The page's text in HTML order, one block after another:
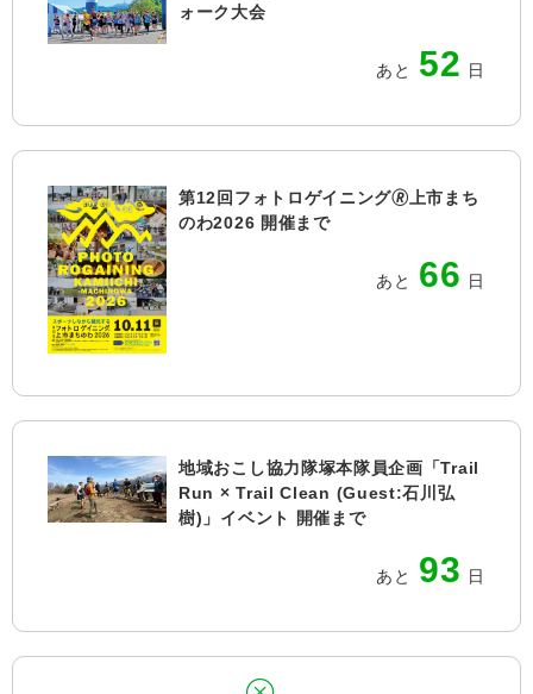
ォーク大会
あと 52 日
第12回フォトロゲイニング🄬上市まち
のわ2026 開催まで
あと 66 日
地域おこし協力隊塚本隊員企画「Trail
Run × Trail Clean (Guest:石川弘
樹)」イベント 開催まで
あと 93 日